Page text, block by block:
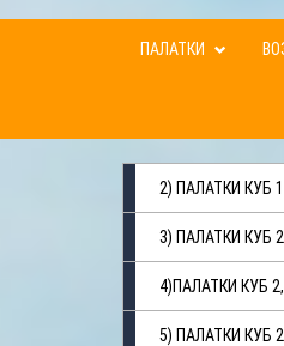
ПАЛАТКИ
2) ПАЛАТКИ КУБ
3) ПАЛАТКИ КУБ
4)ПАЛАТКИ КУБ
5) ПАЛАТКИ КУБ